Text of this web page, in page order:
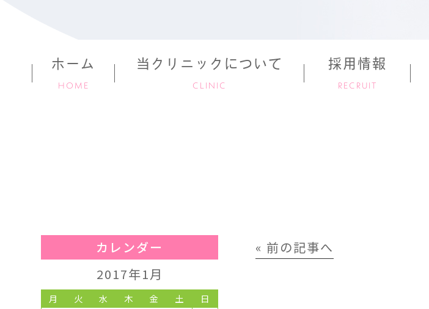
ホーム
HOME
当クリニックについて
CLINIC
採用情報
RECRUIT
« 前の記事へ
カレンダー
2017年1月
月 火 水 木 金 土 日